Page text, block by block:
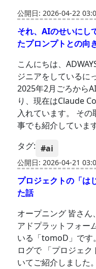
公開日: 2026-04-22
それ、AIのせいにし
たプロンプトとの向
こんにちは、
ジニアをしているに
2025年2月ごろから
り、現在はClaude
入れています。 そ
事でも紹介していま
タグ: #ai
公開日: 2026-04-21
プロジェクトの「は
た話
オープニング 皆さん
アドプラットフォー
いる「tomoD」です
ログで 「プロジェ
いてご紹介しました